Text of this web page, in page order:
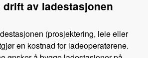
av ladestasjonen
(prosjektering, leie eller
en kostnad for ladeoperatørene.